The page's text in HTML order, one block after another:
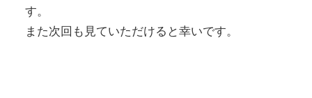
す。
また次回も見ていただけると幸いです。